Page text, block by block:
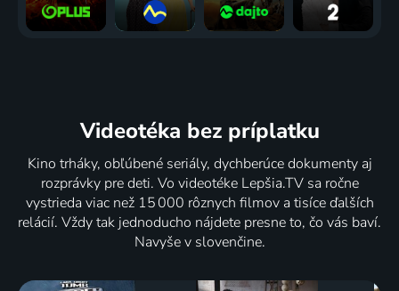
Videotéka bez príplatku
Kino trháky, obľúbené seriály, dychberúce dokumenty aj
rozprávky pre deti. Vo videotéke Lepšia.TV sa ročne
vystrieda viac než 15 000 rôznych filmov a tisíce ďalších
relácií. Vždy tak jednoducho nájdete presne to, čo vás baví.
Navyše v slovenčine.